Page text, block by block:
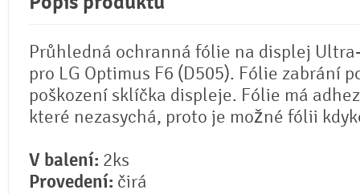
Průhledná ochranná fólie na displej
pro LG Optimus F6 (D505). Fólie zabrání
poškození sklíčka displeje. Fólie má
které nezasychá, proto je možné fólii
V balení: 2ks
Provedení: čirá